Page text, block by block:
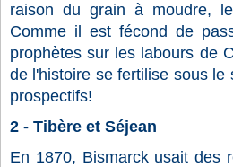
raison du grain à moudre,
Comme il est fécond de
prophètes sur les labours de
de l'histoire se fertilise sous
prospectifs!
2 - Tibère et Séjean
En 1870, Bismarck usait des